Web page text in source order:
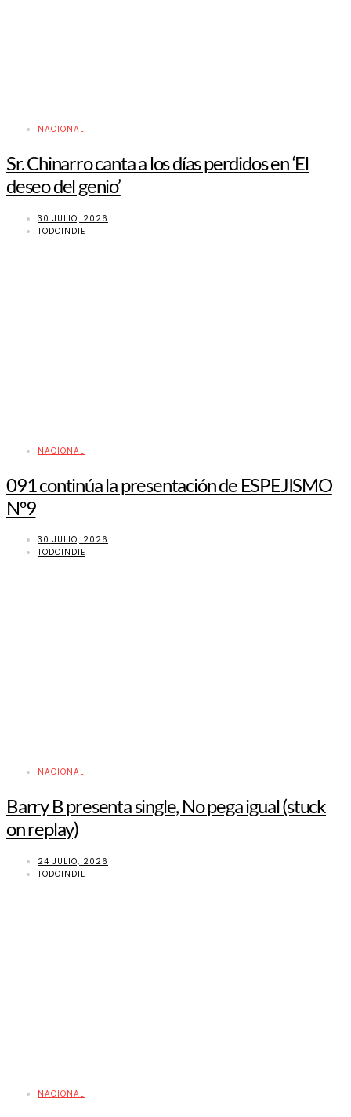
NACIONAL
Sr. Chinarro canta a los días perdidos en ‘El
deseo del genio’
30 JULIO, 2026
TODOINDIE
NACIONAL
091 continúa la presentación de ESPEJISMO
Nº9
30 JULIO, 2026
TODOINDIE
NACIONAL
Barry B presenta single, No pega igual (stuck
on replay)
24 JULIO, 2026
TODOINDIE
NACIONAL